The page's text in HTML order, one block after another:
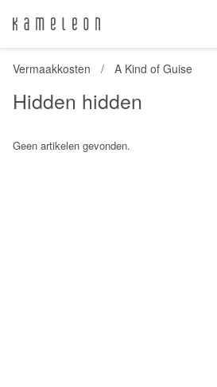
Vermaakkosten A Kind of Guise
Hidden hidden
Geen artikelen gevonden.